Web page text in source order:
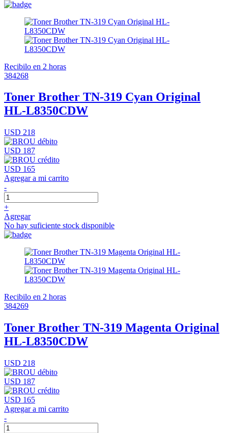
Recibilo en 2 horas
384268
Toner Brother TN-319 Cyan Original
HL-L8350CDW
USD 218
USD 187
USD 165
Agregar a mi carrito
-
+
Agregar
No hay suficiente stock disponible
Recibilo en 2 horas
384269
Toner Brother TN-319 Magenta Original
HL-L8350CDW
USD 218
USD 187
USD 165
Agregar a mi carrito
-